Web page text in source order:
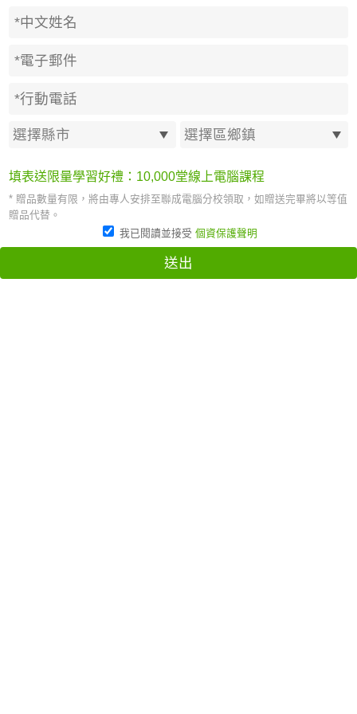
填表送限量學習好禮：10,000堂線上電腦課程
* 贈品數量有限，將由專人安排至聯成電腦分校領取，如贈送完畢將以等值
贈品代替。
我已閱讀並接受 個資保護聲明
送出